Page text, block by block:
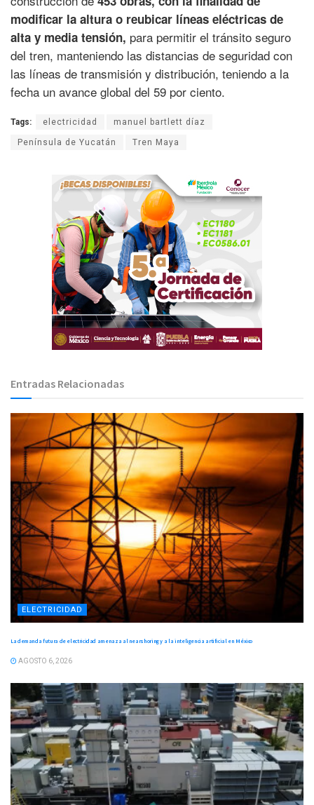
modificar la altura o reubicar líneas eléctricas de
alta y media tensión, para permitir el tránsito seguro
del tren, manteniendo las distancias de seguridad con
las líneas de transmisión y distribución, teniendo a la
fecha un avance global del 59 por ciento.
Tags: electricidad manuel bartlett díaz
Península de Yucatán Tren Maya
Entradas Relacionadas
ELECTRICIDAD
La demanda futura de electricidad amenaza al nearshoring y a la inteligencia artificial en México
AGOSTO 6, 2026